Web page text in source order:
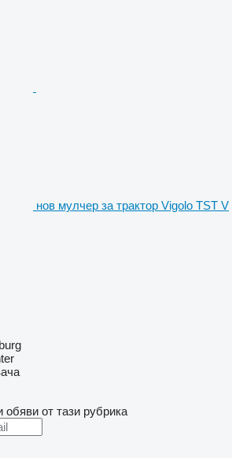
нов мулчер за трактор Vigolo TST V
обяви от тази рубрика